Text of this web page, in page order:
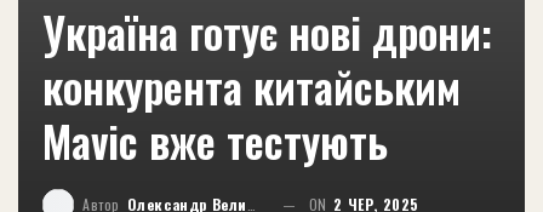
Україна готує нові дрони:
конкурента китайським
Mavic вже тестують
Автор Олександр Великий ON 2 ЧЕР, 2025